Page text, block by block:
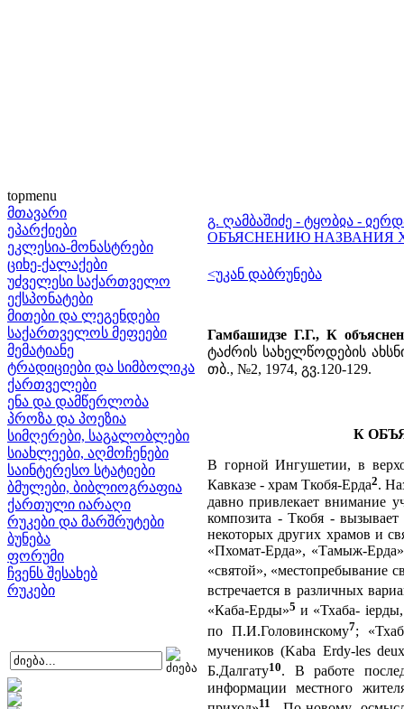
topmenu
მთავარი
ეპარქიები
ეკლესია-მონასტრები
ციხე-ქალაქები
უძველესი საქართველო
ექსპონატები
მითები და ლეგენდები
საქართველოს მეფეები
მემატიანე
ტრადიციები და სიმბოლიკა
ქართველები
ენა და დამწერლობა
პროზა და პოეზია
სიმღერები, საგალობლები
სიახლეები, აღმოჩენები
საინტერესო სტატიები
ბმულები, ბიბლიოგრაფია
ქართული იარაღი
რუკები და მარშრუტები
ბუნება
ფორუმი
ჩვენს შესახებ
რუკები
გ. ღამბაშიძე - ტყობჲა -
ОБЪЯСНЕНИЮ НАЗВАНИЯ
<უკან დაბრუნება
Гамбашидзе Г.Г., К
ტაძრის სახელწოდების
თბ., №2, 1974, გვ.120-129.
К
В горной Ингушетии, в
Кавказе - храм Ткобя-Ерда2.
давно привлекает внимание
композита - Ткобя - вызывает
некоторых других храмов и
«Пхомат-Ерда», «Тамыж-
«святой», «местопребывание
встречается в различных
«Каба-Ерды»5 и «Тхаба-
по П.И.Головинскому7;
мучеников (Kaba Erdy-les
Б.Далгату10. В работе
информации местного
11